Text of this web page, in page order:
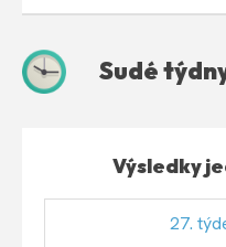
Sudé
Výsledky
27.